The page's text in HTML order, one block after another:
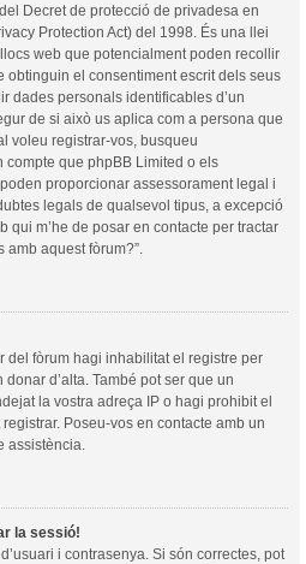
Decret de protecció de privadesa en
Protection Act) del 1998. És una llei
web que potencialment poden recollir
obtinguin el consentiment escrit dels seus
dades personals identificables d’un
de si això us aplica com a persona que
voleu registrar-vos, busqueu
que phpBB Limited o els
proporcionar assessorament legal i
legals de qualsevol tipus, a excepció
qui m’he de posar en contacte per tractar
aquest fòrum?”.
del fòrum hagi inhabilitat el registre per
d’alta. També pot ser que un
la vostra adreça IP o hagi prohibit el
Poseu-vos en contacte amb un
assistència.
la sessió!
i contrasenya. Si són correctes, pot